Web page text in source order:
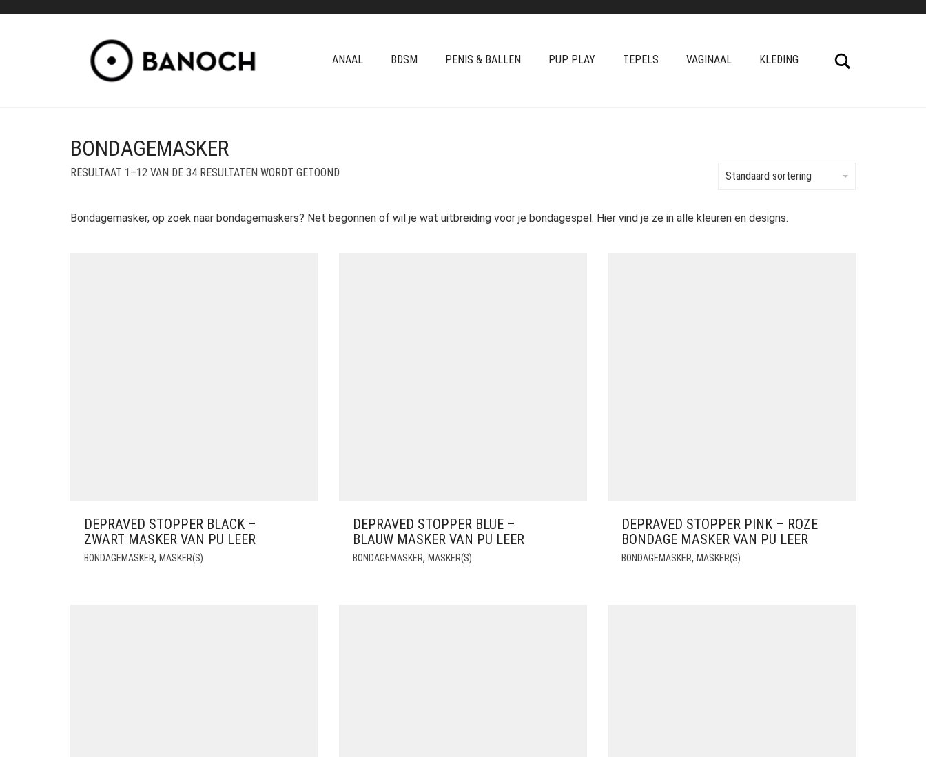
ANAAL BDSM PENIS & BALLEN PUP PLAY TEPELS VAGINAAL KLEDING
BONDAGEMASKER
RESULTAAT 1–12 VAN DE 34 RESULTATEN WORDT GETOOND Standaard sortering
Bondagemasker, op zoek naar bondagemaskers? Net begonnen of wil je wat uitbreiding voor je bondagespel. Hier vind je ze in alle kleuren en designs.
DEPRAVED STOPPER BLACK –
ZWART MASKER VAN PU LEER
BONDAGEMASKER, MASKER(S)
DEPRAVED STOPPER BLUE –
BLAUW MASKER VAN PU LEER
BONDAGEMASKER, MASKER(S)
DEPRAVED STOPPER PINK – ROZE
BONDAGE MASKER VAN PU LEER
BONDAGEMASKER, MASKER(S)